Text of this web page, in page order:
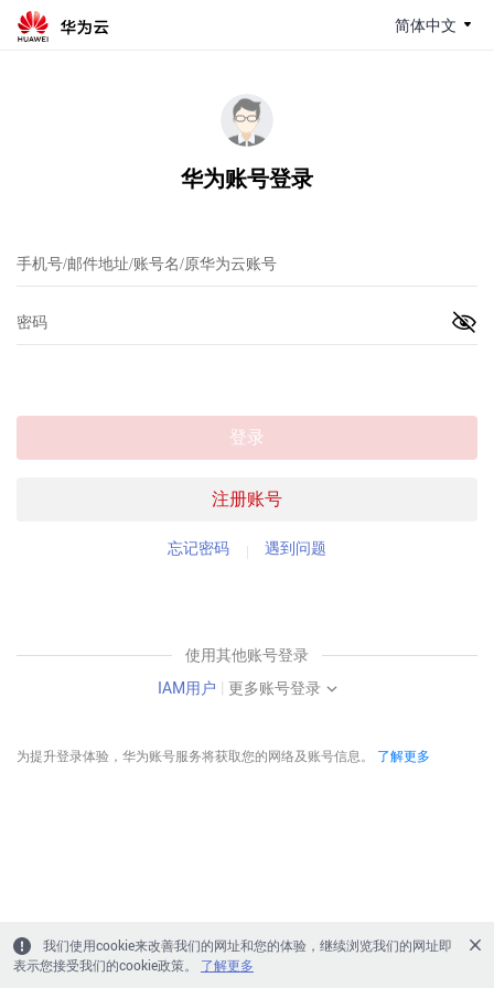
简体中文
华为账号登录
注册账号
登录
忘记密码 遇到问题
使用其他账号登录
IAM用户 | 更多账号登录
为提升登录体验，华为账号服务将获取您的网络及账号信息。 了解更多
我们使用cookie来改善我们的网址和您的体验，继续浏览我们的网址即
表示您接受我们的cookie政策。
了解更多